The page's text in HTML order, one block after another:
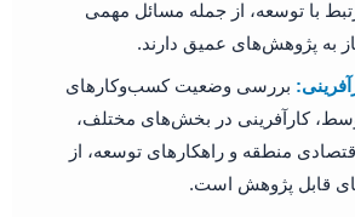
با توسعه، از جمله مسائل مهمی
به پژوهش‌های عمیق دارند.
بررسی وضعیت کسب‌وکارهای
کارآفرینی در بخش‌های مختلف،
منطقه و راهکارهای توسعه، از
قابل پژوهش است.